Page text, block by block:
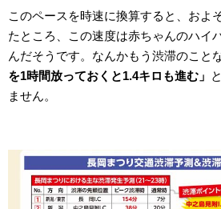
このペースを時速に換算すると、およ
たところ、この速度は赤ちゃんのハイ
んだそうです。なんかもう渋滞のこと
を1時間放っておくと1.4キロも進む」
ません。